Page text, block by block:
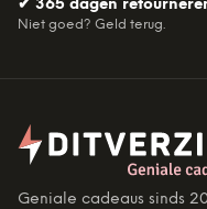
✔ 365 dagen
Niet goed? Geld terug.
Geniale cadeaus sinds